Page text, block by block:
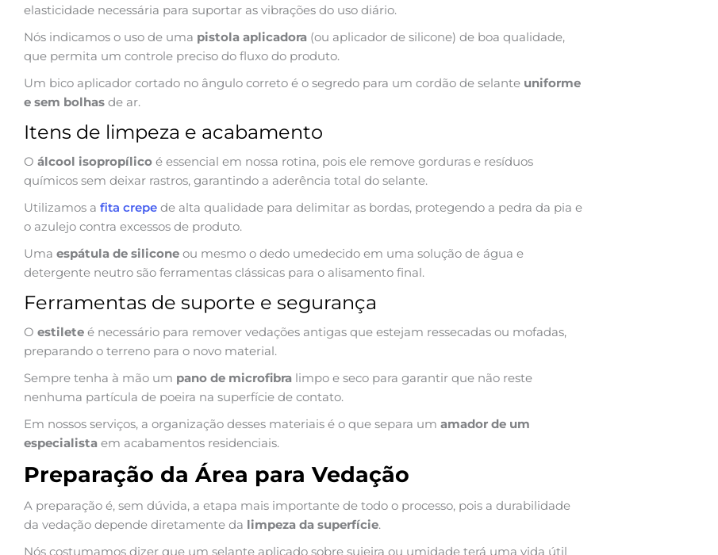
elasticidade necessária para suportar as vibrações do uso diário.
Nós indicamos o uso de uma pistola aplicadora (ou aplicador de silicone) de boa qualidade,
que permita um controle preciso do fluxo do produto.
Um bico aplicador cortado no ângulo correto é o segredo para um cordão de selante uniforme
e sem bolhas de ar.
Itens de limpeza e acabamento
O álcool isopropílico é essencial em nossa rotina, pois ele remove gorduras e resíduos
químicos sem deixar rastros, garantindo a aderência total do selante.
Utilizamos a fita crepe de alta qualidade para delimitar as bordas, protegendo a pedra da pia e
o azulejo contra excessos de produto.
Uma espátula de silicone ou mesmo o dedo umedecido em uma solução de água e
detergente neutro são ferramentas clássicas para o alisamento final.
Ferramentas de suporte e segurança
O estilete é necessário para remover vedações antigas que estejam ressecadas ou mofadas,
preparando o terreno para o novo material.
Sempre tenha à mão um pano de microfibra limpo e seco para garantir que não reste
nenhuma partícula de poeira na superfície de contato.
Em nossos serviços, a organização desses materiais é o que separa um amador de um
especialista em acabamentos residenciais.
Preparação da Área para Vedação
A preparação é, sem dúvida, a etapa mais importante de todo o processo, pois a durabilidade
da vedação depende diretamente da limpeza da superfície.
Nós costumamos dizer que um selante aplicado sobre sujeira ou umidade terá uma vida útil